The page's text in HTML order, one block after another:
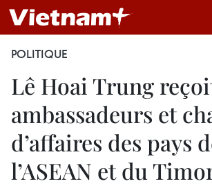
POLITIQUE
Lê Hoai Trung
ambassadeurs et
d’affaires des pays
l’ASEAN et du